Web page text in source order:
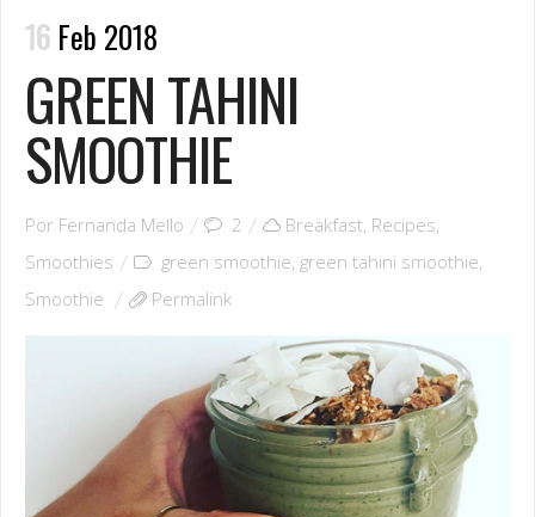
16 Feb 2018
GREEN TAHINI
SMOOTHIE
Por Fernanda Mello 2 Breakfast, Recipes,
Smoothies
green smoothie, green tahini smoothie,
Smoothie
Permalink